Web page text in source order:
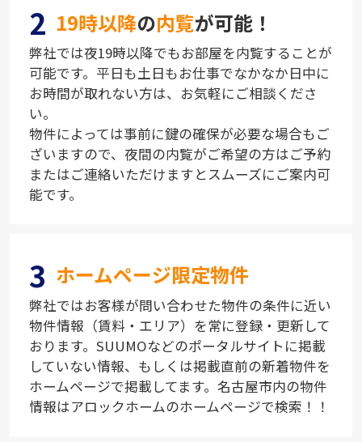
2 19時以降の内覧が可能！
弊社では夜19時以降でもお部屋を内覧することが
可能です。平日も土日もお仕事でなかなか日中に
お時間が取れない方は、お気軽にご相談くださ
い。
物件によっては事前に鍵の確保が必要な場合もご
ざいますので、夜間の内覧がご希望の方はご予約
またはご連絡いただけますとスムーズにご案内可
能です。
3 ホームページ限定物件
弊社ではお客様が問い合わせた物件の条件に近い
物件情報（賃料・エリア）を常に登録・更新して
おります。SUUMOなどのポータルサイトに掲載
していない情報、もしくは掲載直前の新着物件を
ホームページで掲載してます。名古屋市内の物件
情報はアロックホームのホームページで検索！！